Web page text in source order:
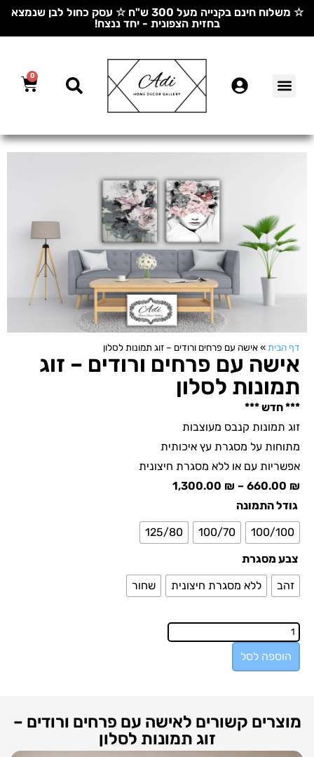
☆ משלוח חינם בקנייה מעל 300 ש"ח ☆ עסק כחול לבן שנמצא
בחזית הצפונית - יחד ננצח!
0
דף הבית »אישה עם פרחים ורודים – זוג תמונות לסלון
אישה עם פרחים ורודים – זוג
תמונות לסלון
*** חדש ***
זוג תמונות קנבס מעוצבות
מתוחות על מסגרת עץ איכותית
אפשריות עם או ללא מסגרת חיצונית
660.00 ₪
–
1,300.00 ₪
גודל התמונה
100/100
100/70
125/80
צבע מסגרת
זהב
ללא מסגרת חיצונית שחור
הוספה לסל
מוצרים קשורים לאישה עם פרחים ורודים –
זוג תמונות לסלון